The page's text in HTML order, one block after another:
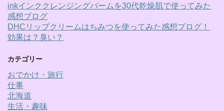
inkインククレンジングバームを30代乾燥肌で使ってみた
感想ブログ
DHCリップクリームはちみつを使ってみた感想ブログ！
効果は？臭い？
カテゴリー
おでかけ・旅行
仕事
北海道
生活・趣味